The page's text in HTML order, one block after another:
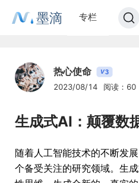
墨滴 专栏
热心使命 V3
2023/08/14 阅读：60
生成式AI：颠覆数
随着人工智能技术的不断发展
个备受关注的研究领域。生